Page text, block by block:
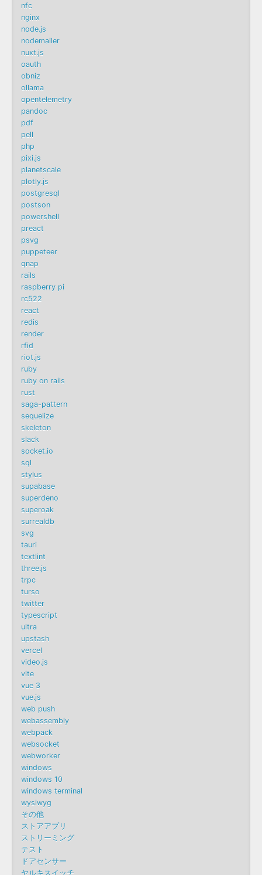
nfc
nginx
node.js
nodemailer
nuxt.js
oauth
obniz
ollama
opentelemetry
pandoc
pdf
pell
php
pixi.js
planetscale
plotly.js
postgresql
postson
powershell
preact
psvg
puppeteer
qnap
rails
raspberry pi
rc522
react
redis
render
rfid
riot.js
ruby
ruby on rails
rust
saga-pattern
sequelize
skeleton
slack
socket.io
sql
stylus
supabase
superdeno
superoak
surrealdb
svg
tauri
textlint
three.js
trpc
turso
twitter
typescript
ultra
upstash
vercel
video.js
vite
vue 3
vue.js
web push
webassembly
webpack
websocket
webworker
windows
windows 10
windows terminal
wysiwyg
その他
ストアアプリ
ストリーミング
テスト
ドアセンサー
ヤルキスイッチ